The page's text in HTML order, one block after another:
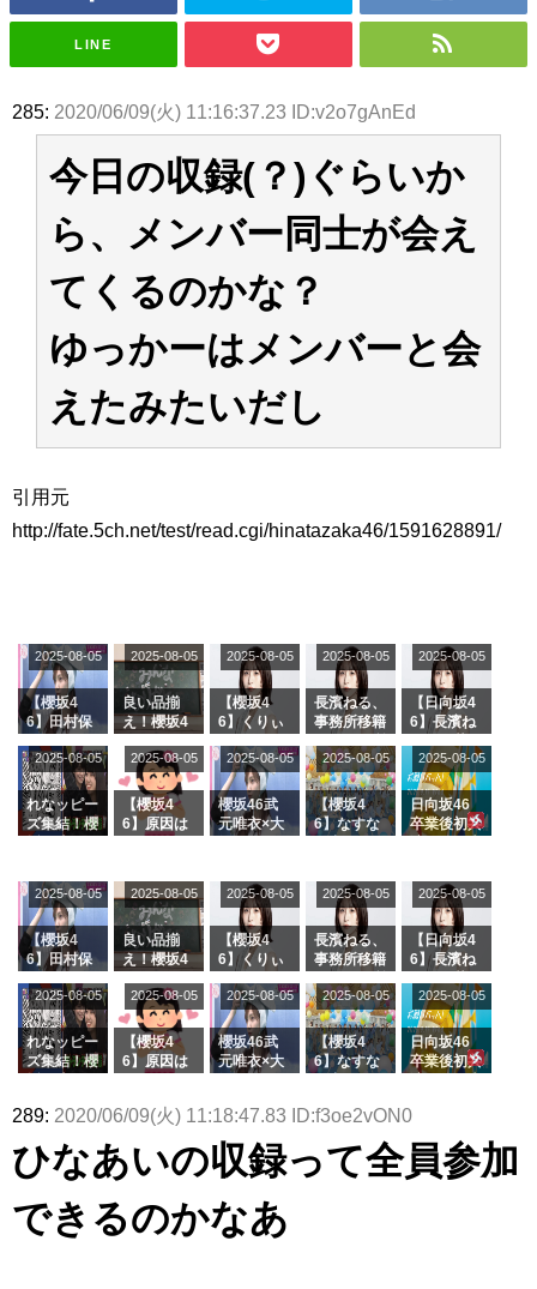
日向坂46まとめのまとめ / 筒井あやめ、アレをチラリ。こういう偶然の方
日向坂46まとめのまとめ / 【日向坂46】富田鈴花1st写真集の先行カット、
花考案グッズ＆生写真5種が公開される
アイドル – ぷぅアンテナ / 「乃木坂46ののぎおび⊿」北野日奈子が生配
アイドル – ぷぅアンテナ / 2022年3月22日（火）のメディア情報
アイドル – ぷぅアンテナ / 【乃木坂46】井上和の『なぎおはぎ』って こん
ぺいとう×いちごみるく×マヨラー星人 と同じと考えてよろしいですか？
アイドル – ぷぅアンテナ / 【乃木坂46】日村勇紀 gif職人が切り抜いた名シ
ふぇどみ！ / 【悲報】呪術廻戦、視聴率5.1%
ふぇどみ！ / 【画像】スポ－ツキャスターお姉さん・ハメまくりだったｗｗ
ｗｗｗｗｗｗｗｗｗｗ
ふぇどみ！ / 【悲報】母「裕福な過程が高学歴になるとか大嘘。教育に金を
LINE
285: 2020/06/09(火) 11:16:37.23 ID:v2o7gAnEd
今日の収録(？)ぐらいか
ら、メンバー同士が会え
てくるのかな？
ゆっかーはメンバーと会
えたみたいだし
引用元
http://fate.5ch.net/test/read.cgi/hinatazaka46/1591628891/
【櫻坂4
6】田村保
ージを脱い
でいた理由
2025-08-05
良い品揃
え！櫻坂4
グル『Mak
e or Brea
k』オフィ
シャルグッ
ズ絶賛販売
2025-08-05
【櫻坂4
6】くりぃ
の2人を手
玉に取る大
沼晶保【く
りぃむナン
タラ】
2025-08-05
長濱ねる、
事務所移籍
属を発表
2025-08-05
【日向坂4
6】長濱ね
ら移籍しフ
ラーム所属
に。これで
事務所に所
属している
がこちら
2025-08-05
れなッピー
ズ集結！櫻
理子、8/6
「ラヴィッ
ト！」水曜
スタジオ出
演決定
2025-08-05
【櫻坂4
6】原因は
uddiesを
ざわつかせ
る...
2025-08-05
櫻坂46武
元唯衣×大
カップお姉
さんに恐怖
【くりぃむ
ナンタラ】
2025-08-05
【櫻坂4
6】なすな
2曲目っ
て...【ラヴ
ィット 東
京ドーム公
演】
2025-08-05
日向坂46
卒業後初共
師匠オード
リー若林さ
んと再会し
た結果･･･
【激レアさ
きた。】
2025-08-05
【櫻坂4
6】田村保
ージを脱い
でいた理由
2025-08-05
良い品揃
え！櫻坂4
グル『Mak
e or Brea
k』オフィ
シャルグッ
ズ絶賛販売
2025-08-05
【櫻坂4
6】くりぃ
の2人を手
玉に取る大
沼晶保【く
りぃむナン
タラ】
2025-08-05
長濱ねる、
事務所移籍
属を発表
2025-08-05
【日向坂4
6】長濱ね
ら移籍しフ
ラーム所属
に。これで
事務所に所
属している
さまの反応
2025-08-05
れなッピー
ズ集結！櫻
理子、8/6
ト！」水曜
スタジオ出
2025-08-05
【櫻坂4
6】原因は
uddiesを
る...
2025-08-05
櫻坂46武
元唯衣×大
カップお姉
さんに恐怖
【くりぃむ
ナンタラ】
2025-08-05
【櫻坂4
6】なすな
2曲目っ
ィット 東
京ドーム公
2025-08-05
日向坂46
卒業後初共
師匠オード
リー若林さ
んと再会し
た結果･･･
2025-08-05
289: 2020/06/09(火) 11:18:47.83 ID:f3oe2vON0
ひなあいの収録って全員参加
できるのかなあ